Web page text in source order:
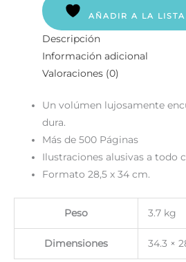
AÑADIR A LA LISTA
Descripción
Información adicional
Valoraciones (0)
Un volúmen lujosamente
dura.
Más de 500 Páginas
Ilustraciones alusivas a todo
Formato 28,5 x 34 cm.
Peso 3.7 kg
Dimensiones 34.3 ×